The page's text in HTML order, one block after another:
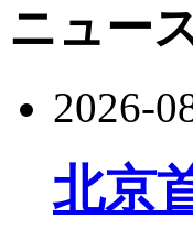
ニュー
2026-
北京